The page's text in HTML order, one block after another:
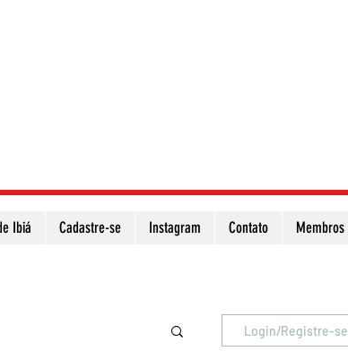
Ibiá Cadastre-se Instagram Contato Membros
Login/Registre-se